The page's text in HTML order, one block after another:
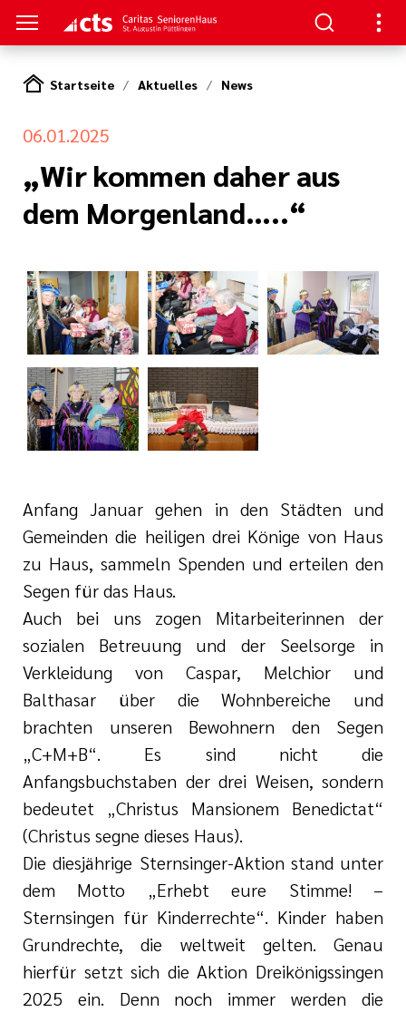
Arbeit
der cts
Pflege
Startseite Aktuelles News
06.01.2025
„Wir kommen daher aus
dem Morgenland…..“
Anfang Januar gehen in den Städten und
Gemeinden die heiligen drei Könige von Haus
zu Haus, sammeln Spenden und erteilen den
Segen für das Haus.
Auch bei uns zogen Mitarbeiterinnen der
sozialen Betreuung und der Seelsorge in
Verkleidung von Caspar, Melchior und
Balthasar über die Wohnbereiche und
brachten unseren Bewohnern den Segen
„C+M+B“. Es sind nicht die
Anfangsbuchstaben der drei Weisen, sondern
bedeutet „Christus Mansionem Benedictat“
(Christus segne dieses Haus).
Die diesjährige Sternsinger-Aktion stand unter
dem Motto „Erhebt eure Stimme! –
Sternsingen für Kinderrechte“. Kinder haben
Grundrechte, die weltweit gelten. Genau
hierfür setzt sich die Aktion Dreikönigssingen
2025 ein. Denn noch immer werden die